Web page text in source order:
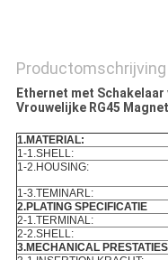
Productomschrijving
Ethernet met
Vrouwelijke RG45
1.MATERIAL:
1-1.SHELL:
1-2.HOUSING:
1-3.TEMINARL:
2.PLATING SPECIFICATIE
2-1.TERMINAL:
2-2.SHELL:
3.MECHANICAL PRESTATIES